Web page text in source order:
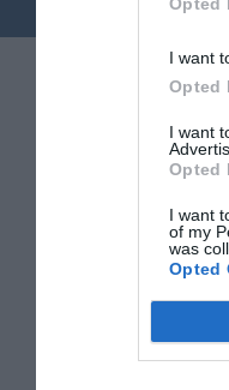
I want
Opted
I want
Opted
I want
of my
was
Opted